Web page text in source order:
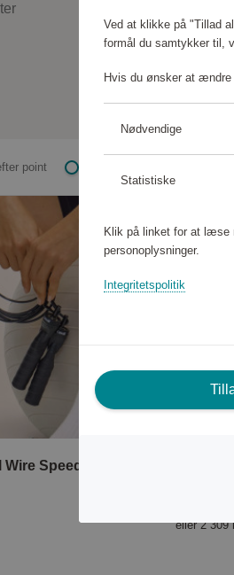
point
PRF
eller 2 309
Ved at klikke på "Tillad
formål du samtykker til,
Hvis du ønsker at
Nødvendige
Statistiske
Klik på linket for at læse
personoplysninger.
Integritetspolitik